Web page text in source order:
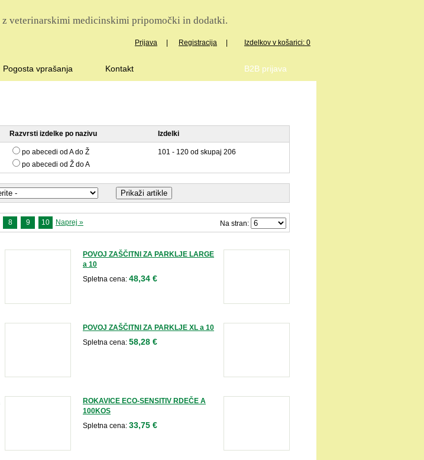
z veterinarskimi medicinskimi pripomočki in dodatki.
Prijava Registracija Izdelkov v košarici: 0
Pogosta vprašanja Kontakt B2B prijava
Razvrsti izdelke po nazivu Izdelki
po abecedi od A do Ž
po abecedi od Ž do A
101 - 120 od skupaj 206
8 9 10 Naprej » Na stran:
POVOJ ZAŠČITNI ZA PARKLJE LARGE
a 10
Spletna cena: 48,34 €
POVOJ ZAŠČITNI ZA PARKLJE XL a 10
Spletna cena: 58,28 €
ROKAVICE ECO-SENSITIV RDEČE A
100KOS
Spletna cena: 33,75 €